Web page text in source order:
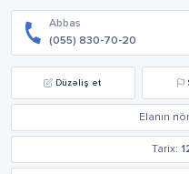
Abbas
(055) 830-70-20
Düzəliş et
Elanın
Tarix: